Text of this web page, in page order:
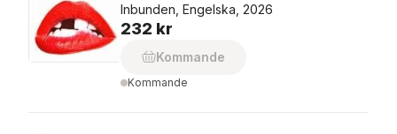
Inbunden, Engelska, 2026
232 kr
Kommande
Kommande